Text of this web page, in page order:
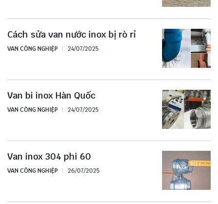
Cách sửa van nước inox bị rò rỉ
VAN CÔNG NGHIỆP 24/07/2025
Van bi inox Hàn Quốc
VAN CÔNG NGHIỆP 24/07/2025
Van inox 304 phi 60
VAN CÔNG NGHIỆP 26/07/2025